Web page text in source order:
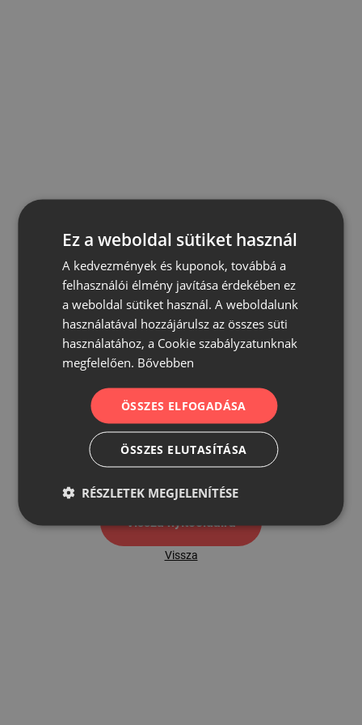
500
Vissza nyítóoldalra
Vissza
Ez a weboldal sütiket használ
A kedvezmények és kuponok, továbbá a
felhasználói élmény javítása érdekében ez
a weboldal sütiket használ. A weboldalunk
használatával hozzájárulsz az összes süti
használatához, a Cookie szabályzatunknak
megfelelően. Bővebben
ÖSSZES ELFOGADÁSA
ÖSSZES ELUTASÍTÁSA
RÉSZLETEK MEGJELENÍTÉSE